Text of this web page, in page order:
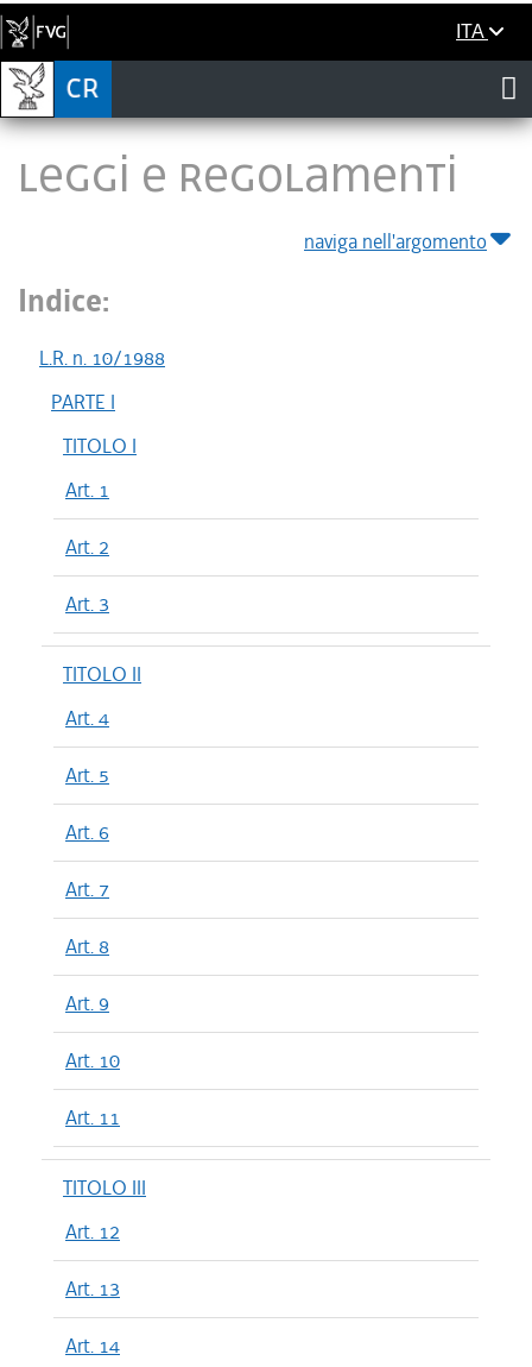
ITA
LEGGI E REGOLAMENTI
naviga nell'argomento
Indice:
L.R. n. 10/1988
PARTE I
TITOLO I
Art. 1
Art. 2
Art. 3
TITOLO II
Art. 4
Art. 5
Art. 6
Art. 7
Art. 8
Art. 9
Art. 10
Art. 11
TITOLO III
Art. 12
Art. 13
Art. 14